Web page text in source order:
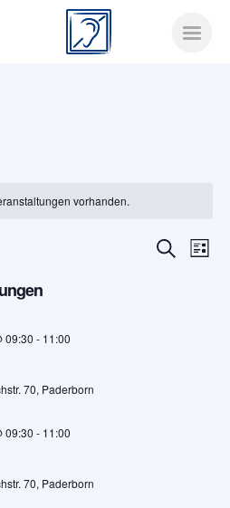
vorhanden.
Suche
Liste
09:30 - 11:00
70, Paderborn
09:30 - 11:00
70, Paderborn